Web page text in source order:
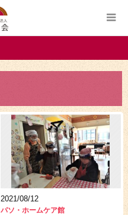
2021/08/12
パソ・ホームケア館